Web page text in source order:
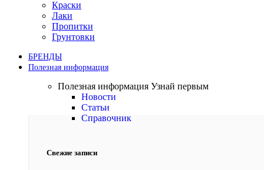
Краски
Лаки
Пропитки
Грунтовки
БРЕНДЫ
Полезная информация
Полезная информация Узнай первым
Новости
Статьи
Справочник
Свежие записи